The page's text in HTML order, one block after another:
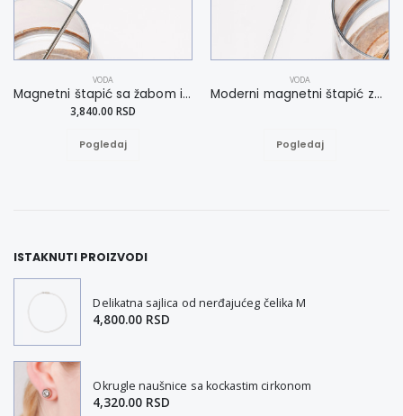
VODA
Magnetni štapić sa žabom i kristalom
3,840.00 RSD
Pogledaj
VODA
Moderni magnetni štapić za vodu svedenog dizajna
Pogledaj
ISTAKNUTI PROIZVODI
Delikatna sajlica od nerđajućeg čelika M
4,800.00 RSD
Okrugle naušnice sa kockastim cirkonom
4,320.00 RSD